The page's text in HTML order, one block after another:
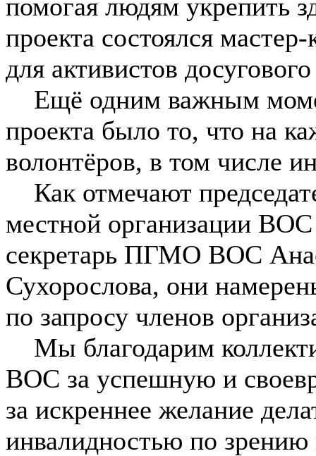
помогая людям укрепить
проекта состоялся
для активистов
Ещё одним важным
проекта было то, что на
волонтёров, в том числе
Как отмечают
местной организации
секретарь ПГМО ВОС
Сухорослова, они
по запросу членов
Мы благодарим
ВОС за успешную и
за искреннее желание
инвалидностью по зрению